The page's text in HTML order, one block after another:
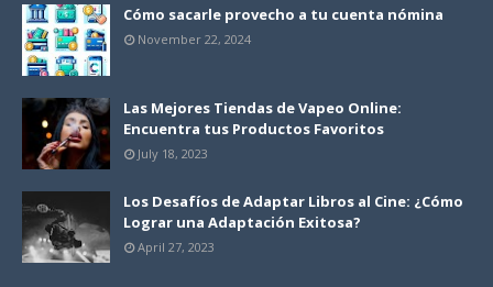
Cómo sacarle provecho a tu cuenta nómina
November 22, 2024
Las Mejores Tiendas de Vapeo Online:
Encuentra tus Productos Favoritos
July 18, 2023
Los Desafíos de Adaptar Libros al Cine: ¿Cómo
Lograr una Adaptación Exitosa?
April 27, 2023